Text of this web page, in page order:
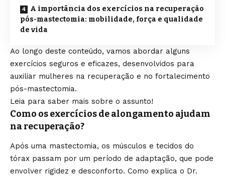
A importância dos exercícios na recuperação
pós-mastectomia: mobilidade, força e qualidade
de vida
Ao longo deste conteúdo, vamos abordar alguns
exercícios seguros e eficazes, desenvolvidos para
auxiliar mulheres na recuperação e no fortalecimento
pós-mastectomia.
Leia para saber mais sobre o assunto!
Como os exercícios de alongamento ajudam
na recuperação?
Após uma mastectomia, os músculos e tecidos do
tórax passam por um período de adaptação, que pode
envolver rigidez e desconforto. Como explica o Dr.